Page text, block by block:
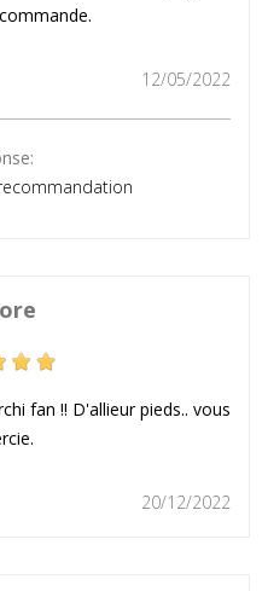
12/05/2022
fan !! D'allieur pieds.. vous
20/12/2022